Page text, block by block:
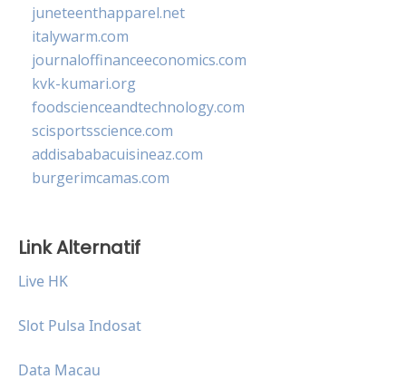
juneteenthapparel.net
italywarm.com
journaloffinanceeconomics.com
kvk-kumari.org
foodscienceandtechnology.com
scisportsscience.com
addisababacuisineaz.com
burgerimcamas.com
Link Alternatif
Live HK
Slot Pulsa Indosat
Data Macau